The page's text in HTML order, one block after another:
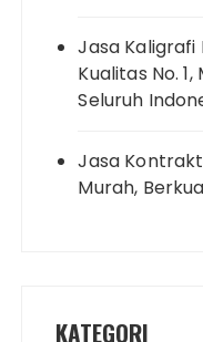
Jasa
Kualitas No.
Seluruh
Jasa
Murah,
KATEGORI